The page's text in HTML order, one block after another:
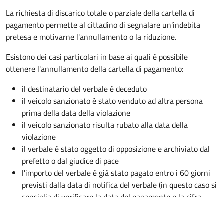
La richiesta di discarico totale o parziale della cartella di
pagamento permette al cittadino di segnalare un'indebita
pretesa e motivarne l'annullamento o la riduzione.
Esistono dei casi particolari in base ai quali è possibile
ottenere l'annullamento della cartella di pagamento:
il destinatario del verbale è deceduto
il veicolo sanzionato è stato venduto ad altra persona
prima della data della violazione
il veicolo sanzionato risulta rubato alla data della
violazione
il verbale è stato oggetto di opposizione e archiviato dal
prefetto o dal giudice di pace
l'importo del verbale è già stato pagato entro i 60 giorni
previsti dalla data di notifica del verbale (in questo caso si